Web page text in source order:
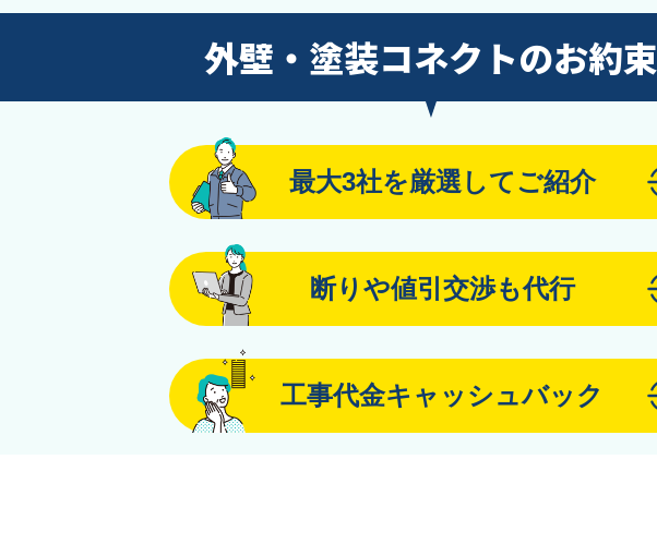
外壁・塗装コネクトのお約束
最大3社を厳選してご紹介
断りや値引交渉も代行
工事代金キャッシュバック